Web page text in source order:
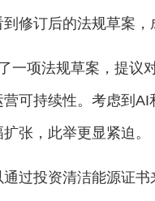
修订后的法规草案，
一项法规草案，提议
可持续性。考虑到
张，此举更显紧迫。
过投资清洁能源证